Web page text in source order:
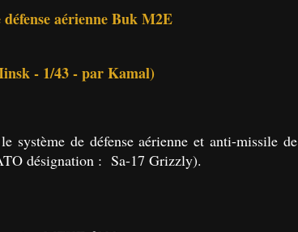
défense aérienne Buk M2E
- 1/43 - par Kamal)
système de défense aérienne et anti-missile de
désignation : Sa-17 Grizzly).